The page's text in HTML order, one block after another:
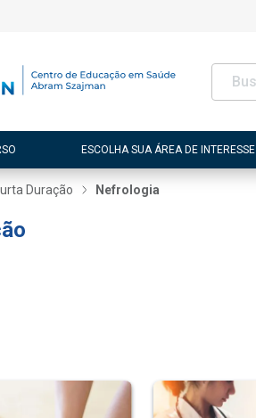
ESCOLHA SUA ÁREA DE INTERESSE
Duração Nefrologia